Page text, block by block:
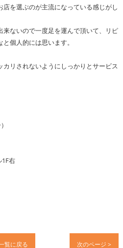
を選ぶのが主流になっている感じがし
来ないので一度足を運んで頂いて、リピ
個人的には思います。
リされないようにしっかりとサービス
右
覧に戻る 次のページ >